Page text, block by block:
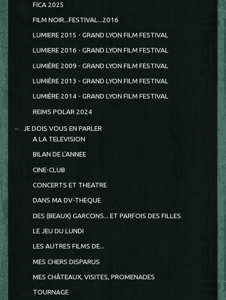
FICA 2025
FILM NOIR...FESTIVAL...2016
LUMIERE 2015 - GRAND LYON FILM FESTIVAL
LUMIERE 2016 - GRAND LYON FILM FESTIVAL
LUMIÈRE 2009 - GRAND LYON FILM FESTIVAL
LUMIÈRE 2013 - GRAND LYON FILM FESTIVAL
LUMIÈRE 2014 - GRAND LYON FILM FESTIVAL
REIMS POLAR 2024
JE DOIS VOUS EN PARLER
A LA TELEVISION
BILAN DE L'ANNEE
CINE-CLUB
CONCERTS ET THEATRE
DANS MA DV-THEQUE
DES (BEAUX) GARCONS... ET PARFOIS DES FILLES
LE JEU DU LUNDI
LES AUTRES FILMS DE...
MES CHERS DISPARUS
MES CHÂTEAUX, VISITES, PROMENADES
TOURNAGE